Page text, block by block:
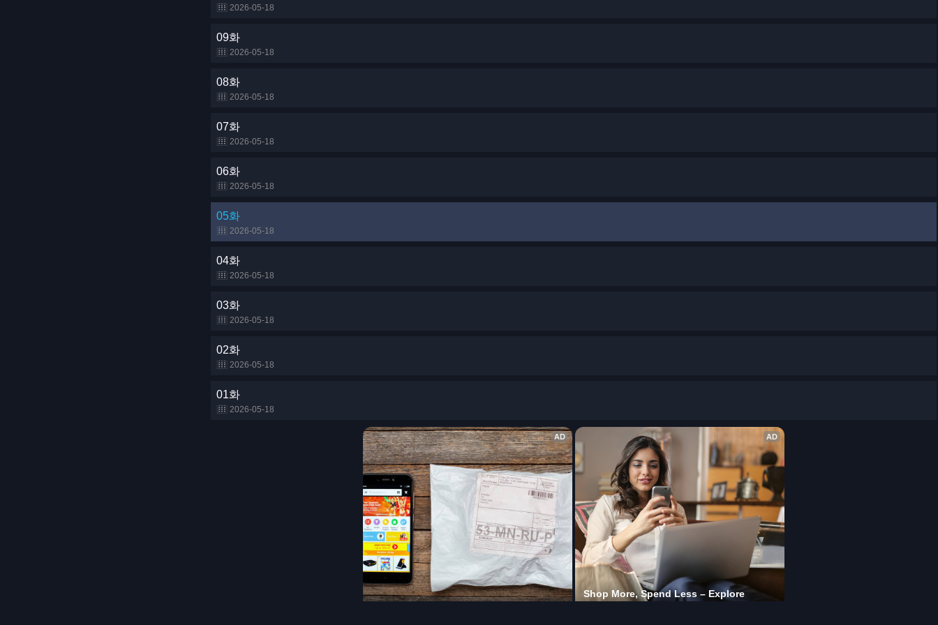
2026-05-18
09화
2026-05-18
08화
2026-05-18
07화
2026-05-18
06화
2026-05-18
05화
2026-05-18
04화
2026-05-18
03화
2026-05-18
02화
2026-05-18
01화
2026-05-18